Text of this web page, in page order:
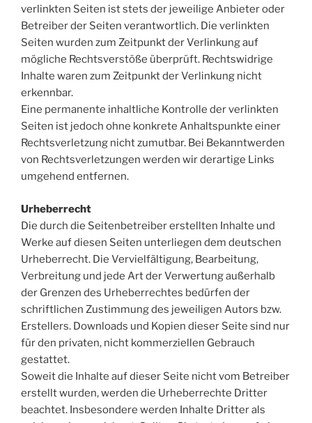
verlinkten Seiten ist stets der jeweilige Anbieter oder
Betreiber der Seiten verantwortlich. Die verlinkten
Seiten wurden zum Zeitpunkt der Verlinkung auf
mögliche Rechtsverstöße überprüft. Rechtswidrige
Inhalte waren zum Zeitpunkt der Verlinkung nicht
erkennbar.
Eine permanente inhaltliche Kontrolle der verlinkten
Seiten ist jedoch ohne konkrete Anhaltspunkte einer
Rechtsverletzung nicht zumutbar. Bei Bekanntwerden
von Rechtsverletzungen werden wir derartige Links
umgehend entfernen.
Urheberrecht
Die durch die Seitenbetreiber erstellten Inhalte und
Werke auf diesen Seiten unterliegen dem deutschen
Urheberrecht. Die Vervielfältigung, Bearbeitung,
Verbreitung und jede Art der Verwertung außerhalb
der Grenzen des Urheberrechtes bedürfen der
schriftlichen Zustimmung des jeweiligen Autors bzw.
Erstellers. Downloads und Kopien dieser Seite sind nur
für den privaten, nicht kommerziellen Gebrauch
gestattet.
Soweit die Inhalte auf dieser Seite nicht vom Betreiber
erstellt wurden, werden die Urheberrechte Dritter
beachtet. Insbesondere werden Inhalte Dritter als